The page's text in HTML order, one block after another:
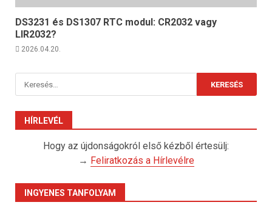
DS3231 és DS1307 RTC modul: CR2032 vagy
LIR2032?
2026.04.20.
Keresés:
HÍRLEVÉL
Hogy az újdonságokról első kézből értesülj:
→ Feliratkozás a Hírlevélre
INGYENES TANFOLYAM